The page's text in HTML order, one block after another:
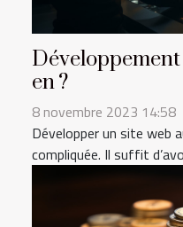
en ?
8 novembre 2023 14:58
Développer un site web
compliquée. Il suffit